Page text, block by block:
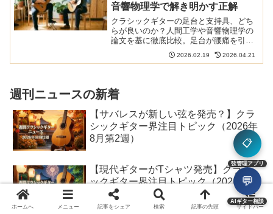
音響物理学で解き明かす正解
クラシックギターの足台と支持具、どち
らが良いのか？人間工学や音響物理学の
論文を基に徹底比較。足台が腰痛を引き
起こすメカニズムや、支持具が楽器の鳴
りを引き出す科学的理由を解説します。
2026.02.19 2026.04.21
週刊ニュースの新着
【サバレスが新しい弦を発売？】クラ
シックギター界注目トピック（2026年
8月第2週）
【現代ギターがTシャツ発売】クラシ
ックギター界注目トピック（2026年8
月第1週）
ホームへ メニュー 記事をシェア 検索 記事の先頭 サイドバー
📋
弦管理アプリ
💬
AIギター相談